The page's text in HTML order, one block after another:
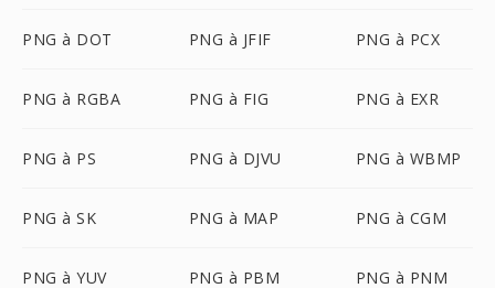
PNG à DOT PNG à JFIF PNG à PCX
PNG à RGBA PNG à FIG PNG à EXR
PNG à PS PNG à DJVU PNG à WBMP
PNG à SK PNG à MAP PNG à CGM
PNG à YUV PNG à PBM PNG à PNM